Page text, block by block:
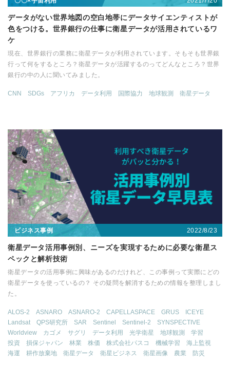
データがない世界地図の空白地帯にデータサイエンティストが
色をつける。世界銀行の仕事に衛星データが活用されているワ
ケ
現在、世界銀行の業務に衛星データが利用されています。そもそも世界銀
行って何をするところ？衛星データが活躍するのってどんなところ？世界
銀行の中の人に聞いてみました。
CNN SDGs アフリカ データ利用 国際協力 地球観測 衛星データ
ビジネス事例 2022/8/23
衛星データ活用事例別、ニーズを実現するために必要な衛星ス
ペックと解析技術
衛星データの活用事例に興味があるのだけれど、この事例って実際にどの
衛星データを使っているの？ その疑問を解消するための情報を整理しまし
た。
ALOS-2 ASNARO ASNARO-2 CAPELLASPACE GRUS
ICEYE
Landsat
QPS研究所 SAR Sentinel Sentinel-2
SYNSPECTIVE
Worldview
カゴメ サグリ データ利用 光学衛星 地球観測
学習
投資
損保ジャパン 林業 株価 株式会社パスコ 機械学習
海上監視
海運
耕作放棄地 衛星データ 衛星ビジネス 衛星画像 農業 防災